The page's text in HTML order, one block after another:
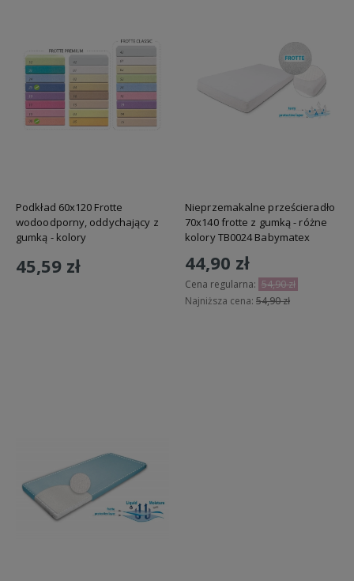
Podkład 60x120 Frotte
wodoodporny, oddychający z
gumką - kolory
45,59 zł
Nieprzemakalne prześcieradło
70x140 frotte z gumką - różne
kolory TB0024 Babymatex
44,90 zł
Cena regularna: 54,90 zł
Najniższa cena: 54,90 zł